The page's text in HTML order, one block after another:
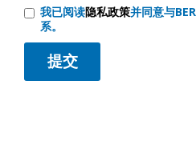
我已阅读隐私政策并同意与
系。